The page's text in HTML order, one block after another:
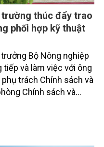
trường thúc đẩy trao
phối hợp kỹ thuật
Bộ Nông nghiệp
tiếp và làm việc với ông
trách Chính sách và
Chính sách và